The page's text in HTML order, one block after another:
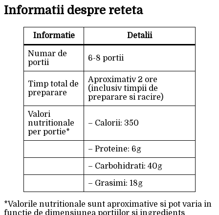
Informatii despre reteta
Informatie Detalii
Numar de
portii
6-8 portii
Timp total de
preparare
Aproximativ 2 ore
(inclusiv timpii de
preparare si racire)
Valori
nutritionale
per portie*
– Calorii: 350
– Proteine: 6g
– Carbohidrati: 40g
– Grasimi: 18g
*Valorile nutritionale sunt aproximative si pot varia in
functie de dimensiunea portiilor si ingredients